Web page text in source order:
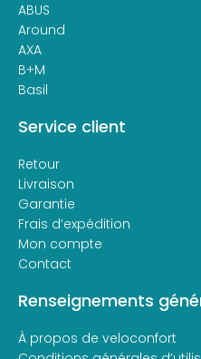
ABUS
Around
AXA
B+M
Basil
Service client
Retour
Livraison
Garantie
Frais d’expédition
Mon compte
Contact
Renseignements
À propos de veloconfort